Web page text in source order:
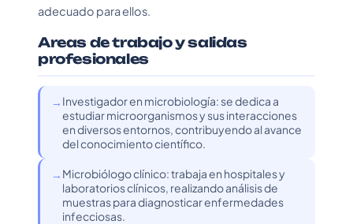
adecuado para ellos.
Areas de trabajo y salidas
profesionales
Investigador en microbiología: se dedica a
estudiar microorganismos y sus interacciones
en diversos entornos, contribuyendo al avance
del conocimiento científico.
Microbiólogo clínico: trabaja en hospitales y
laboratorios clínicos, realizando análisis de
muestras para diagnosticar enfermedades
infecciosas.